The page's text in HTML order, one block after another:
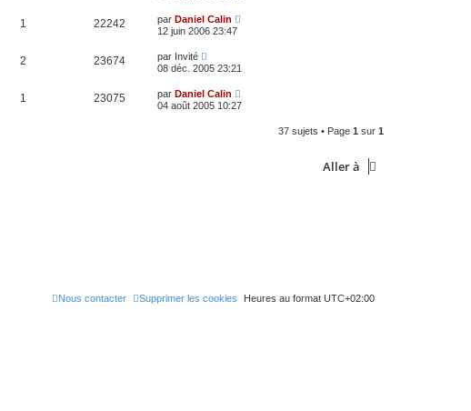
1 22242 par Daniel Calin
12 juin 2006 23:47
2 23674 par Invité
08 déc. 2005 23:21
1 23075 par Daniel Calin
04 août 2005 10:27
37 sujets • Page 1 sur 1
Aller à
Heures au format UTC+02:00
Supprimer les cookies
Nous contacter